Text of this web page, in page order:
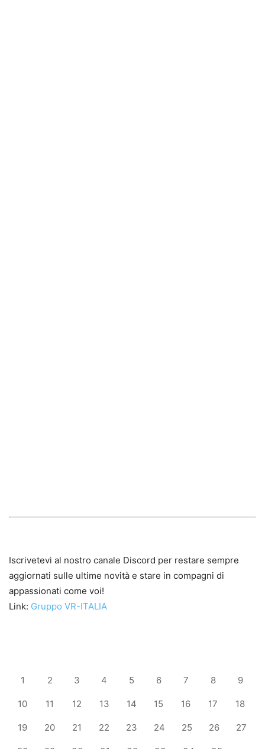
Iscrivetevi al nostro canale Discord per restare sempre
aggiornati sulle ultime novità e stare in compagni di
appassionati come voi!
Link: Gruppo VR-ITALIA
1 2 3 4 5 6 7 8 9
10 11 12 13 14 15 16 17 18
19 20 21 22 23 24 25 26 27